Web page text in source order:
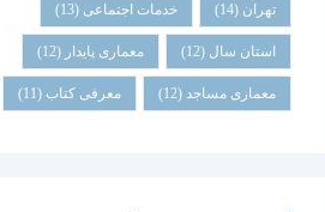
تهران (14) خدمات اجتماعی (13)
استان سال (12) معماری پایدار (12)
معماری مساجد(12) معرفی کتاب (11)